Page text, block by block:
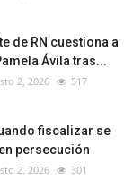
de RN cuestiona a
Ávila tras...
2, 2026 517
fiscalizar se
persecución
2, 2026 301